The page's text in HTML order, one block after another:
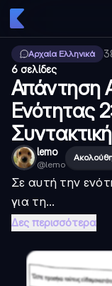
Αρχαία Ελληνικά
6 σελίδες
Απάντηση
Ενότητας
lemo
@lemo
Σε αυτή την
για τη...
Δες περισσότερα